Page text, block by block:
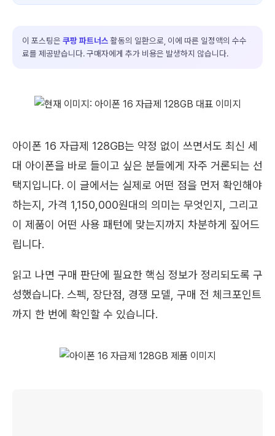
이 포스팅은 쿠팡 파트너스 활동의 일환으로, 이에 따른 일정액의 수수
료를 제공받습니다. 구매자에게 추가 비용은 발생하지 않습니다.
아이폰 16 자급제 128GB는 약정 없이 쓰면서도 최신 세
대 아이폰을 바로 들이고 싶은 분들에게 자주 거론되는 선
택지입니다. 이 글에서는 실제로 어떤 점을 먼저 확인해야
하는지, 가격 1,150,000원대의 의미는 무엇인지, 그리고
이 제품이 어떤 사용 패턴에 맞는지까지 차분하게 짚어드
립니다.
읽고 나면 구매 판단에 필요한 핵심 정보가 정리되도록 구
성했습니다. 스펙, 장단점, 경쟁 모델, 구매 전 체크포인트
까지 한 번에 확인할 수 있습니다.